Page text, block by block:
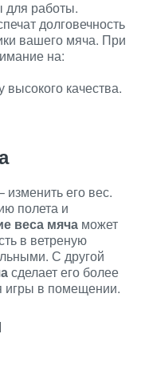
для работы.
долговечность
вашего мяча. При
на:
качества.
его вес.
полета и
веса мяча может
в ветреную
С другой
сделает его более
в помещении.